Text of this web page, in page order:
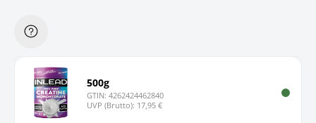
500g
GTIN: 4262424462840
UVP (Brutto): 17,95 €